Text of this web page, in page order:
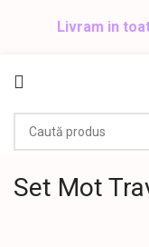
Livram in
Set Mot